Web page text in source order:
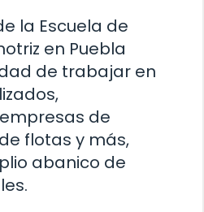
la Escuela de
en Puebla
de trabajar en
de
flotas y más,
abanico de